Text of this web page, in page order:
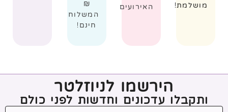
מושלמת!
האירועים
₪
המשלוח
חינם!
הירשמו לניוזלטר
ותקבלו עדכונים וחדשות לפני כולם